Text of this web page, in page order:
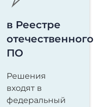
в Реестре
отечественного
ПО
Решения
входят в
федеральный